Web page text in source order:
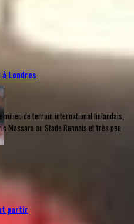
Londres
milieu de terrain international finlandais,
Massara au Stade Rennais et très peu
partir